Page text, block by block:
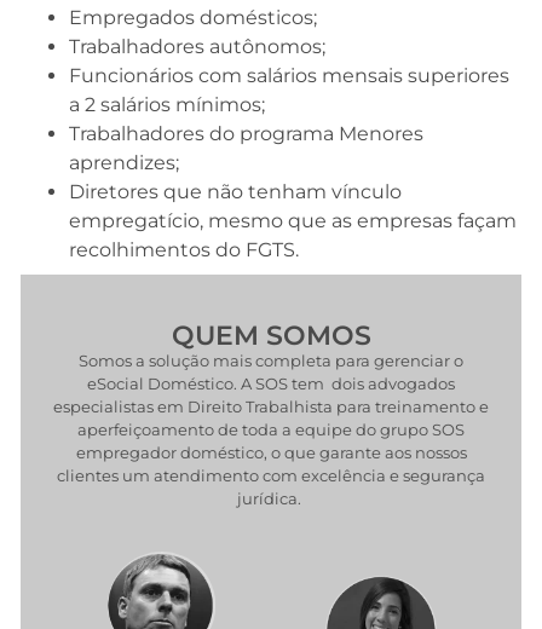
Empregados domésticos;
Trabalhadores autônomos;
Funcionários com salários mensais superiores
a 2 salários mínimos;
Trabalhadores do programa Menores
aprendizes;
Diretores que não tenham vínculo
empregatício, mesmo que as empresas façam
recolhimentos do FGTS.
QUEM SOMOS
Somos a solução mais completa para gerenciar o
eSocial Doméstico. A SOS tem dois advogados
especialistas em Direito Trabalhista para treinamento e
aperfeiçoamento de toda a equipe do grupo SOS
empregador doméstico, o que garante aos nossos
clientes um atendimento com excelência e segurança
jurídica.